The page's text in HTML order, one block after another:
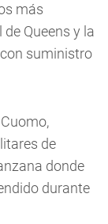
más
Queens y la
suministro
de
donde
durante